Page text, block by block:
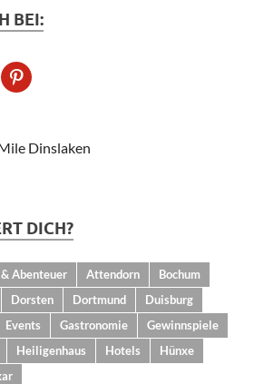
BEI:
DICH?
Abenteuer Attendorn
Bochum
Dorsten Dortmund
Duisburg
Events Gastronomie
Gewinnspiele
Heiligenhaus Hotels
Hünxe